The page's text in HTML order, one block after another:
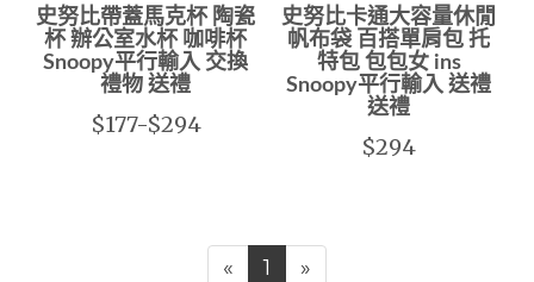
史努比帶蓋馬克杯 陶瓷
杯 辦公室水杯 咖啡杯
Snoopy平行輸入 交換
禮物 送禮
$177-$294
史努比卡通大容量休閒
帆布袋 百搭單肩包 托
特包 包包女 ins
Snoopy平行輸入 送禮
送禮
$294
« 1 »